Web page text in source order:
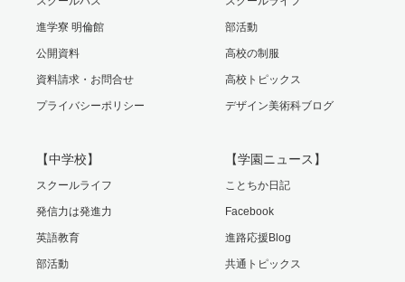
進学寮 明倫館
公開資料
資料請求・お問合せ
プライバシーポリシー
部活動
高校の制服
高校トピックス
デザイン美術科ブログ
【中学校】
スクールライフ
発信力は発進力
英語教育
部活動
【学園ニュース】
ことちか日記
Facebook
進路応援Blog
共通トピックス